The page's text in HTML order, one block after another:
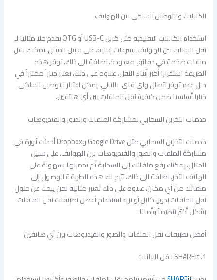
الكابلات والتوصيل السلكي بين الهواتف
استخدام الكابلات التقليدية مثل كابل USB-C أو OTG يقدم حلا مثاليا لـ
نقل البيانات بين الهواتف بسرعات عالية. على سبيل المثال، يمكنك نقل
ملفات ضخمة في دقائق معدودة. اضافة الى ذلك، توفر هذه
الطريقة استقرارا أكبر أثناء النقل، علاوة على ذلك، تعتبر خياراً ممتازاً في
حال عدم توفر اتصال واي فاي. بالتالي، يمكن اعتبار التوصيل السلكي
خيارا أساسيا ضمن كيفية نقل الملفات بين أي هاتفين.
خدمات التخزين السحابي لمشاركة الملفات والصور والفيديوهات
خدمات التخزين السحابي مثل Google Drive وDropbox أحدثت ثورة في
مشاركة الملفات والصور والفيديوهات بين الهواتف. على سبيل
المثال، يمكنك رفع ملفاتك إلى السحابة ثم تحميلها بسهولة على
الهاتف الآخر. اضافة الى ذلك، تتيح لك هذه الطريقة الوصول إلى
ملفاتك من أي مكان، علاوة على ذلك تعتبر مثالية لمن يبحث عن حلول
نقل الملفات بدون كابل أو يريد استخدام أفضل تطبيقات نقل الملفات
بشكل أكثر تنظيماً وأمانا.
أفضل تطبيقات نقل الملفات والصور والفيديوهات بين أي هاتفين
1. SHAREit لنقل البيانات